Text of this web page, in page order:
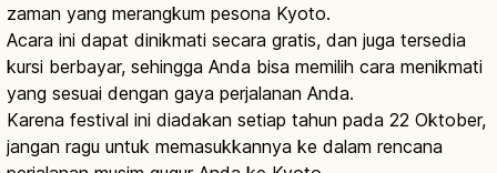
zaman yang merangkum pesona Kyoto.
Acara ini dapat dinikmati secara gratis, dan juga tersedia
kursi berbayar, sehingga Anda bisa memilih cara menikmati
yang sesuai dengan gaya perjalanan Anda.
Karena festival ini diadakan setiap tahun pada 22 Oktober,
jangan ragu untuk memasukkannya ke dalam rencana